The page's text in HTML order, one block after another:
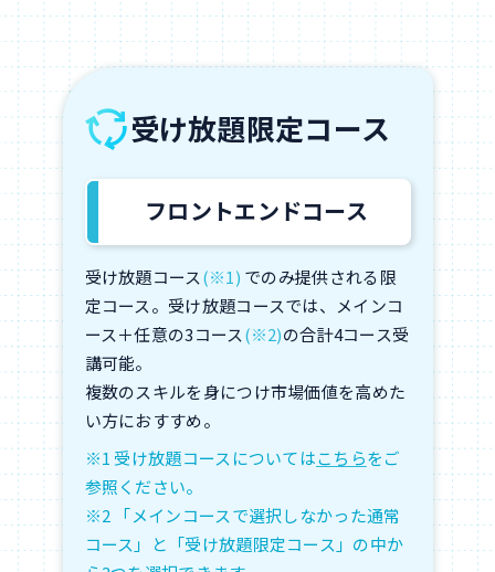
受け放題限定コース
フロントエンドコース
受け放題コース(※1) でのみ提供される限
定コース。受け放題コースでは、メインコ
ース＋任意の3コース(※2)の合計4コース受
講可能。
複数のスキルを身につけ市場価値を高めた
い方におすすめ。
※1 受け放題コースについてはこちらをご
参照ください。
※2 「メインコースで選択しなかった通常
コース」と「受け放題限定コース」の中か